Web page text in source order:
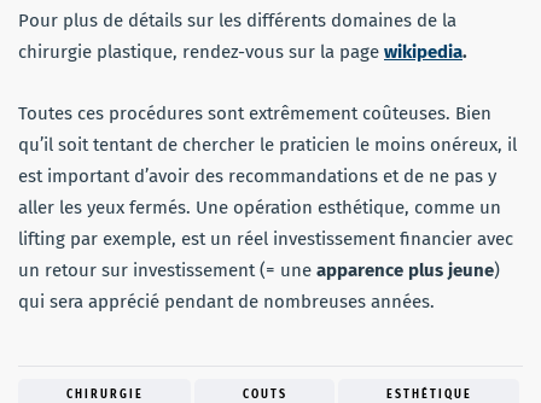
Pour plus de détails sur les différents domaines de la
chirurgie plastique, rendez-vous sur la page wikipedia.
Toutes ces procédures sont extrêmement coûteuses. Bien
qu’il soit tentant de chercher le praticien le moins onéreux, il
est important d’avoir des recommandations et de ne pas y
aller les yeux fermés. Une opération esthétique, comme un
lifting par exemple, est un réel investissement financier avec
un retour sur investissement (= une apparence plus jeune)
qui sera apprécié pendant de nombreuses années.
CHIRURGIE COUTS ESTHÉTIQUE